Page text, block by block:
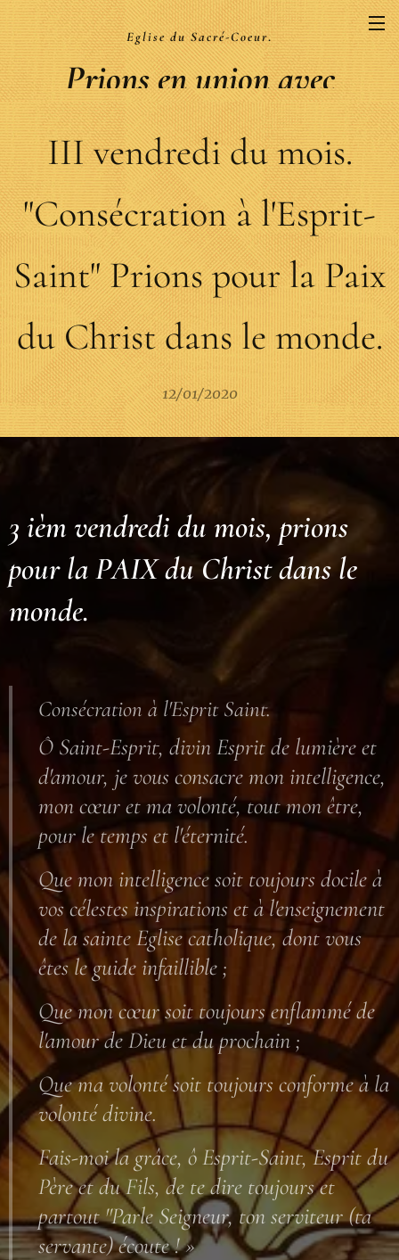
Eglise du Sacré-Coeur.
Prions en union avec
la Liturgie.
III vendredi du mois.
"Consécration à l'Esprit-
Saint" Prions pour la Paix
du Christ dans le monde.
12/01/2020
3 ièm vendredi du mois, prions
pour la PAIX du Christ dans le
monde.
Consécration à l'Esprit Saint.
Ô Saint-Esprit, divin Esprit de lumière et
d'amour, je vous consacre mon intelligence,
mon cœur et ma volonté, tout mon être,
pour le temps et l'éternité.
Que mon intelligence soit toujours docile à
vos célestes inspirations et à l'enseignement
de la sainte Eglise catholique, dont vous
êtes le guide infaillible ;
Que mon cœur soit toujours enflammé de
l'amour de Dieu et du prochain ;
Que ma volonté soit toujours conforme à la
volonté divine.
Fais-moi la grâce, ô Esprit-Saint, Esprit du
Père et du Fils, de te dire toujours et
partout ''Parle Seigneur, ton serviteur (ta
servante) écoute ! »